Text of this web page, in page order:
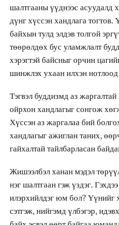
шалтгааны үүднээс асуудалд
дүнг хүссэн хандлага тогтов.
байхын тулд элдэв толгой
төөрөлдөх бус уламжлалт
хэрэгтэй байсныг орчин
шинжлэх ухаан илхэн
Тэгвэл буддизмд аз
ойрхон хандлагыг сонгож
Хүссэн аз жаргалаа бий
хандлагыг ажиглан таних,
гайхалтай тайлбарласан
Жишээлбэл ханан мэдэл
нэг шалтгаан гэж үздэг.
илэрхийлдэг юм бол? Үүнийг
сэтгэж, нийгэмд үлбэгэр,